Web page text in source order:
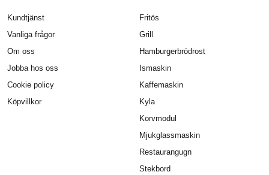
Kundtjänst
Vanliga frågor
Om oss
Jobba hos oss
Cookie policy
Köpvillkor
Fritös
Grill
Hamburgerbrödrost
Ismaskin
Kaffemaskin
Kyla
Korvmodul
Mjukglassmaskin
Restaurangugn
Stekbord